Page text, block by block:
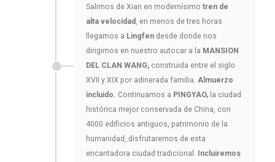
Salimos de Xian en modernísimo tren de
alta velocidad , en menos de tres horas
llegamos a Lingfen desde donde nos
dirigimos en nuestro autocar a la MANSION
DEL CLAN WANG, construida entre el siglo
XVII y XIX por adinerada familia. Almuerzo
incluido. Continuamos a PINGYAO, la ciudad
histórica mejor conservada de China, con
4000 edificios antiguos, patrimonio de la
humanidad, disfrutaremos de esta
encantadora ciudad tradicional.
Incluiremos